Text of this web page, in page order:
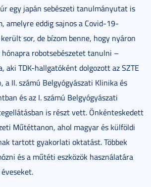
egy japán sebészeti tanulmányutat is
amelyre eddig sajnos a Covid-19-
sor, de bízom benne, hogy nyáron
robotsebészetet tanulni –
aki TDK-hallgatóként dolgozott az SZTE
a II. számú Belgyógyászati Klinika és
és az I. számú Belgyógyászati
is részt vett. Önkénteskedett
Műtéttanon, ahol magyar és külföldi
tartott gyakorlati oktatást. Többek
és a műtéti eszközök használatára